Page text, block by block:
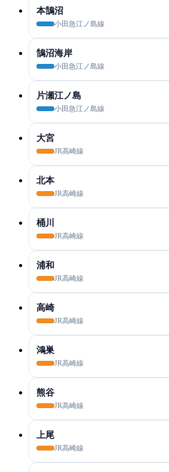
本鵠沼
小田急江ノ島線
鵠沼海岸
小田急江ノ島線
片瀬江ノ島
小田急江ノ島線
大宮
JR高崎線
北本
JR高崎線
桶川
JR高崎線
浦和
JR高崎線
高崎
JR高崎線
鴻巣
JR高崎線
熊谷
JR高崎線
上尾
JR高崎線